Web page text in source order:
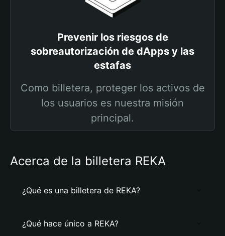
Prevenir los riesgos de
sobreautorización de dApps y las
estafas
Como billetera, proteger los activos de
los usuarios es nuestra misión
principal.
Acerca de la billetera REKA
¿Qué es una billetera de REKA?
¿Qué hace único a REKA?